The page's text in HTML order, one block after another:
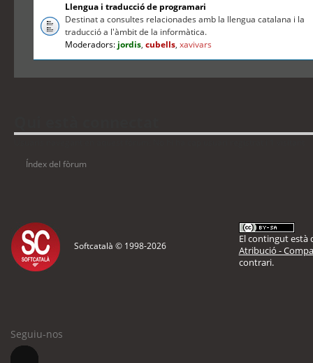
Llengua i traducció de programari
Destinat a consultes relacionades amb la llengua catalana i la
traducció a l'àmbit de la informàtica.
Moderadors: jordis,cubells,xavivars
Índex del fòrum
Softcatalà © 1998-2026
El contingut està
Atribució -
contrari.
Seguiu-nos